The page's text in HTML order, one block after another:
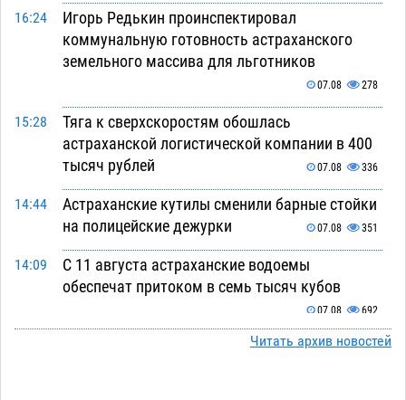
16:24
Игорь Редькин проинспектировал
коммунальную готовность астраханского
земельного массива для льготников
07.08 278
15:28
Тяга к сверхскоростям обошлась
астраханской логистической компании в 400
тысяч рублей
07.08 336
14:44
Астраханские кутилы сменили барные стойки
на полицейские дежурки
07.08 351
14:09
С 11 августа астраханские водоемы
обеспечат притоком в семь тысяч кубов
07.08 692
Астраханский аэропорт попробует отбиться
Читать архив новостей